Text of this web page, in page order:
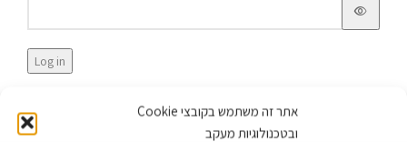
אתר זה משתמש בקובצי Cookie
ובטכנולוגיות מעקב
Log in
Lost your password?
Remember me